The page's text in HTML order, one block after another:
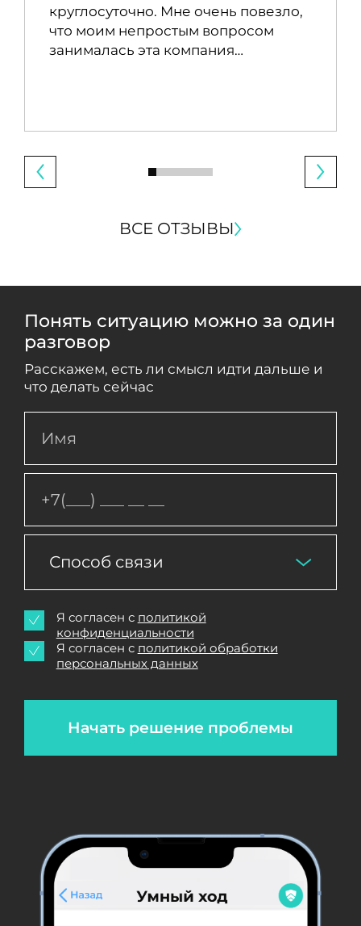
круглосуточно. Мне очень повезло,
что моим непростым вопросом
занималась эта компания…
ВСЕ ОТЗЫВЫ
Понять ситуацию можно за один
разговор
Расскажем, есть ли смысл идти дальше и
что делать сейчас
Способ связи
Начать решение проблемы
Я согласен с политикой
конфиденциальности
Я согласен с политикой обработки
персональных данных